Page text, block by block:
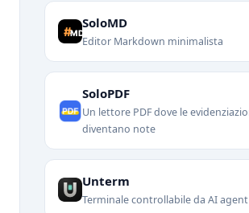
SoloMD
Editor Markdown minimalista
SoloPDF
Un lettore PDF dove le
diventano note
Unterm
Terminale controllabile da AI agent